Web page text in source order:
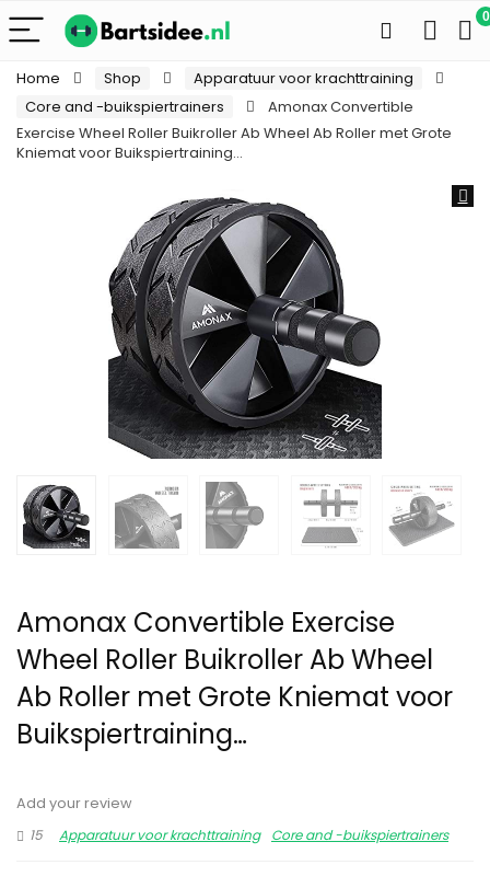
0
Home Shop
Apparatuur voor krachttraining
Core and -buikspiertrainers
Amonax Convertible
Exercise Wheel Roller Buikroller Ab Wheel Ab Roller met Grote
Kniemat voor Buikspiertraining…
Amonax Convertible Exercise
Wheel Roller Buikroller Ab Wheel
Ab Roller met Grote Kniemat voor
Buikspiertraining…
Add your review
15
Apparatuur voor krachttraining Core and -buikspiertrainers